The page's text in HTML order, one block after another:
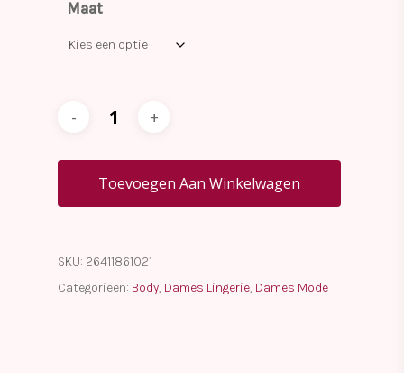
Maat
Toevoegen Aan Winkelwagen
SKU: 26411861021
Categorieën: Body, Dames Lingerie, Dames Mode